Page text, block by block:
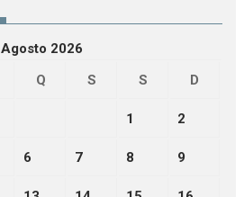
Agosto 2026
Q S S D
1 2
6 7 8 9